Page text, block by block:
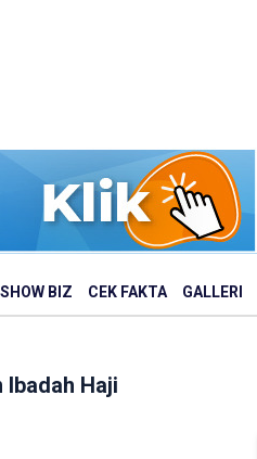
SHOW BIZ CEK FAKTA GALLERI
Ibadah Haji